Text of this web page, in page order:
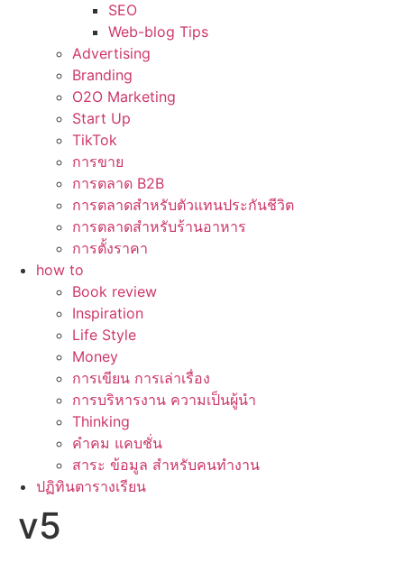
SEO
Web-blog Tips
Advertising
Branding
O2O Marketing
Start Up
TikTok
การขาย
การตลาด B2B
การตลาดสำหรับตัวแทนประกันชีวิต
การตลาดสำหรับร้านอาหาร
การตั้งราคา
how to
Book review
Inspiration
Life Style
Money
การเขียน การเล่าเรื่อง
การบริหารงาน ความเป็นผู้นำ
Thinking
คำคม แคบชั่น
สาระ ข้อมูล สำหรับคนทำงาน
ปฏิทินตารางเรียน
v5